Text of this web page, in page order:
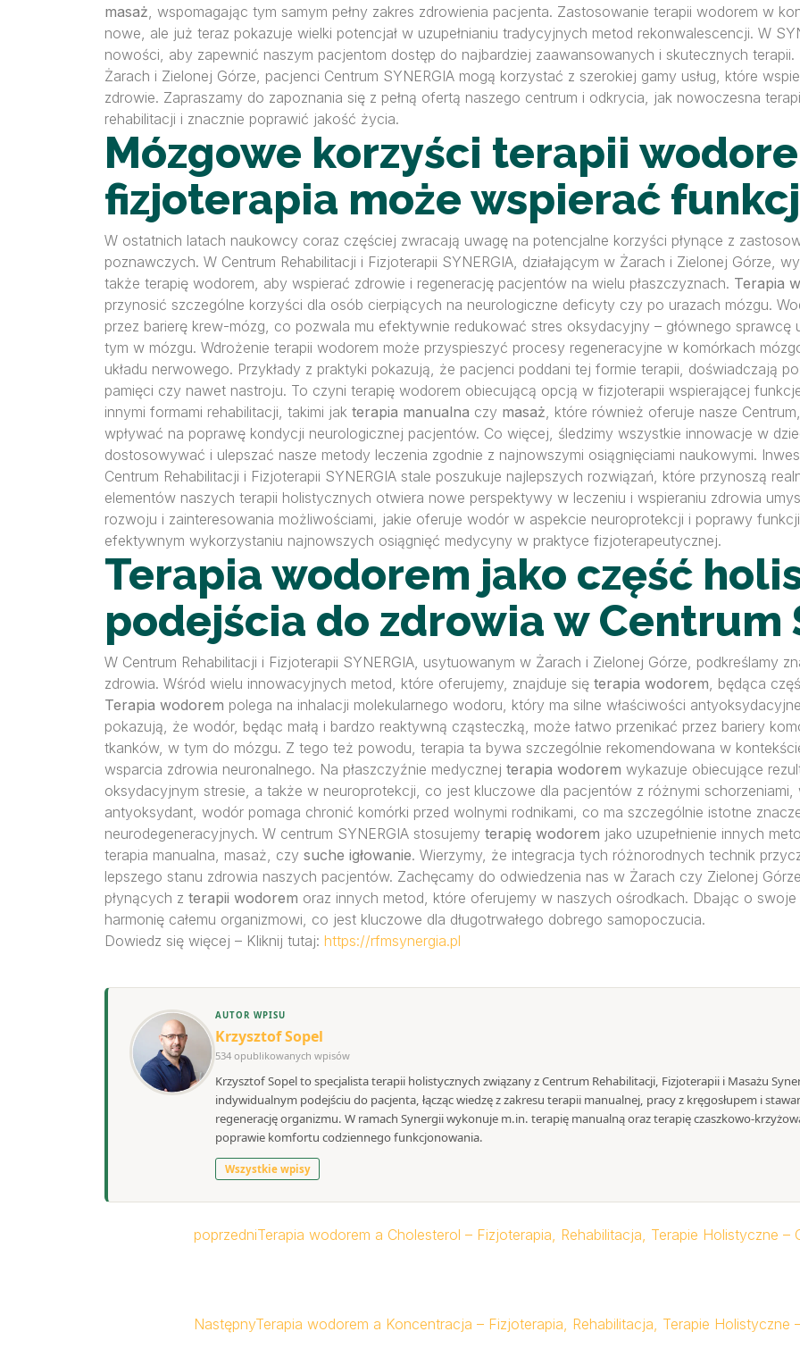
masaż, wspomagając tym samym pełny zakres zdrowienia pacjenta. Zastosowanie terapii wodorem w
nowe, ale już teraz pokazuje wielki potencjał w uzupełnianiu tradycyjnych metod rekonwalescencji. W
nowości, aby zapewnić naszym pacjentom dostęp do najbardziej zaawansowanych i skutecznych
Żarach i Zielonej Górze, pacjenci Centrum SYNERGIA mogą korzystać z szerokiej gamy usług, które
zdrowie. Zapraszamy do zapoznania się z pełną ofertą naszego centrum i odkrycia, jak nowoczesna
rehabilitacji i znacznie poprawić jakość życia.
Mózgowe korzyści terapii
fizjoterapia może wspierać
W ostatnich latach naukowcy coraz częściej zwracają uwagę na potencjalne korzyści płynące z
poznawczych. W Centrum Rehabilitacji i Fizjoterapii SYNERGIA, działającym w Żarach i Zielonej Górze,
także terapię wodorem, aby wspierać zdrowie i regenerację pacjentów na wielu płaszczyznach. Terapia
przynosić szczególne korzyści dla osób cierpiących na neurologiczne deficyty czy po urazach mózgu.
przez barierę krew-mózg, co pozwala mu efektywnie redukować stres oksydacyjny – głównego
tym w mózgu. Wdrożenie terapii wodorem może przyspieszyć procesy regeneracyjne w komórkach
układu nerwowego. Przykłady z praktyki pokazują, że pacjenci poddani tej formie terapii, doświadczają
pamięci czy nawet nastroju. To czyni terapię wodorem obiecującą opcją w fizjoterapii wspierającej
innymi formami rehabilitacji, takimi jak terapia manualna czy masaż, które również oferuje nasze
wpływać na poprawę kondycji neurologicznej pacjentów. Co więcej, śledzimy wszystkie innowacje w
dostosowywać i ulepszać nasze metody leczenia zgodnie z najnowszymi osiągnięciami naukowymi.
Centrum Rehabilitacji i Fizjoterapii SYNERGIA stale poszukuje najlepszych rozwiązań, które przynoszą
elementów naszych terapii holistycznych otwiera nowe perspektywy w leczeniu i wspieraniu zdrowia
rozwoju i zainteresowania możliwościami, jakie oferuje wodór w aspekcie neuroprotekcji i poprawy
efektywnym wykorzystaniu najnowszych osiągnięć medycyny w praktyce fizjoterapeutycznej.
Terapia wodorem jako część
podejścia do zdrowia w Centrum
W Centrum Rehabilitacji i Fizjoterapii SYNERGIA, usytuowanym w Żarach i Zielonej Górze, podkreślamy
zdrowia. Wśród wielu innowacyjnych metod, które oferujemy, znajduje się terapia wodorem, będąca
Terapia wodorem polega na inhalacji molekularnego wodoru, który ma silne właściwości
pokazują, że wodór, będąc małą i bardzo reaktywną cząsteczką, może łatwo przenikać przez bariery
tkanków, w tym do mózgu. Z tego też powodu, terapia ta bywa szczególnie rekomendowana w
wsparcia zdrowia neuronalnego. Na płaszczyźnie medycznej terapia wodorem wykazuje obiecujące
oksydacyjnym stresie, a także w neuroprotekcji, co jest kluczowe dla pacjentów z różnymi schorzeniami,
antyoksydant, wodór pomaga chronić komórki przed wolnymi rodnikami, co ma szczególnie istotne
neurodegeneracyjnych. W centrum SYNERGIA stosujemy terapię wodorem jako uzupełnienie innych
terapia manualna, masaż, czy suche igłowanie. Wierzymy, że integracja tych różnorodnych technik
lepszego stanu zdrowia naszych pacjentów. Zachęcamy do odwiedzenia nas w Żarach czy Zielonej
płynących z terapii wodorem oraz innych metod, które oferujemy w naszych ośrodkach. Dbając o
harmonię całemu organizmowi, co jest kluczowe dla długotrwałego dobrego samopoczucia.
Dowiedz się więcej – Kliknij tutaj: https://rfmsynergia.pl
AUTOR WPISU
Krzysztof Sopel
534 opublikowanych wpisów
Krzysztof Sopel to specjalista terapii holistycznych związany z Centrum Rehabilitacji, Fizjoterapii i Masażu
indywidualnym podejściu do pacjenta, łącząc wiedzę z zakresu terapii manualnej, pracy z kręgosłupem i
regenerację organizmu. W ramach Synergii wykonuje m.in. terapię manualną oraz terapię czaszkowo-
poprawie komfortu codziennego funkcjonowania.
Wszystkie wpisy
poprzedniTerapia wodorem a Cholesterol – Fizjoterapia, Rehabilitacja, Terapie Holistyczne –
NastępnyTerapia wodorem a Koncentracja – Fizjoterapia, Rehabilitacja, Terapie Holistyczne